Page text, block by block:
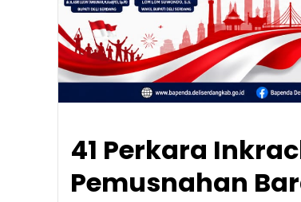
41 Perkara
Pemusnahan